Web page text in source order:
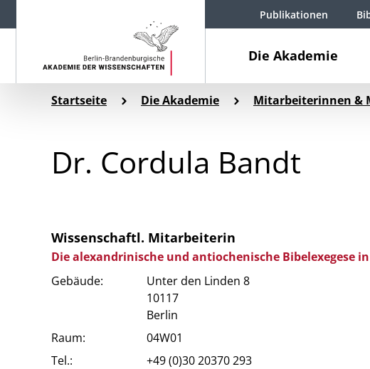
Die Akademie
Publikationen
Startseite Die Akademie Mitarbeiterinnen &
Dr. Cordula Bandt
Wissenschaftl. Mitarbeiterin
Die alexandrinische und antiochenische Bibelexegese
Gebäude:
Unter den Linden 8
10117
Berlin
Raum:
04W01
Tel.:
+49 (0)30 20370 293